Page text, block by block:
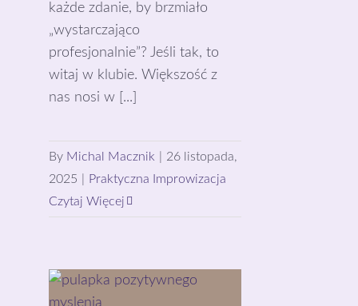
każde zdanie, by brzmiało
„wystarczająco
profesjonalnie”? Jeśli tak, to
witaj w klubie. Większość z
nas nosi w [...]
By Michal Macznik
26 listopada,
2025
Praktyczna Improwizacja
Czytaj Więcej